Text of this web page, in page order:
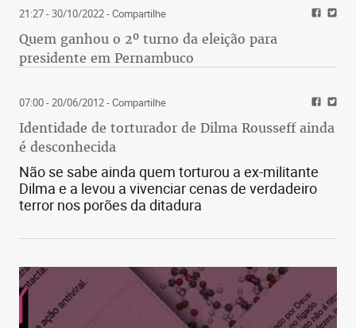
21:27 - 30/10/2022- Compartilhe
Quem ganhou o 2º turno da eleição para
presidente em Pernambuco
07:00 - 20/06/2012- Compartilhe
Identidade de torturador de Dilma Rousseff ainda
é desconhecida
Não se sabe ainda quem torturou a ex-militante
Dilma e a levou a vivenciar cenas de verdadeiro
terror nos porões da ditadura